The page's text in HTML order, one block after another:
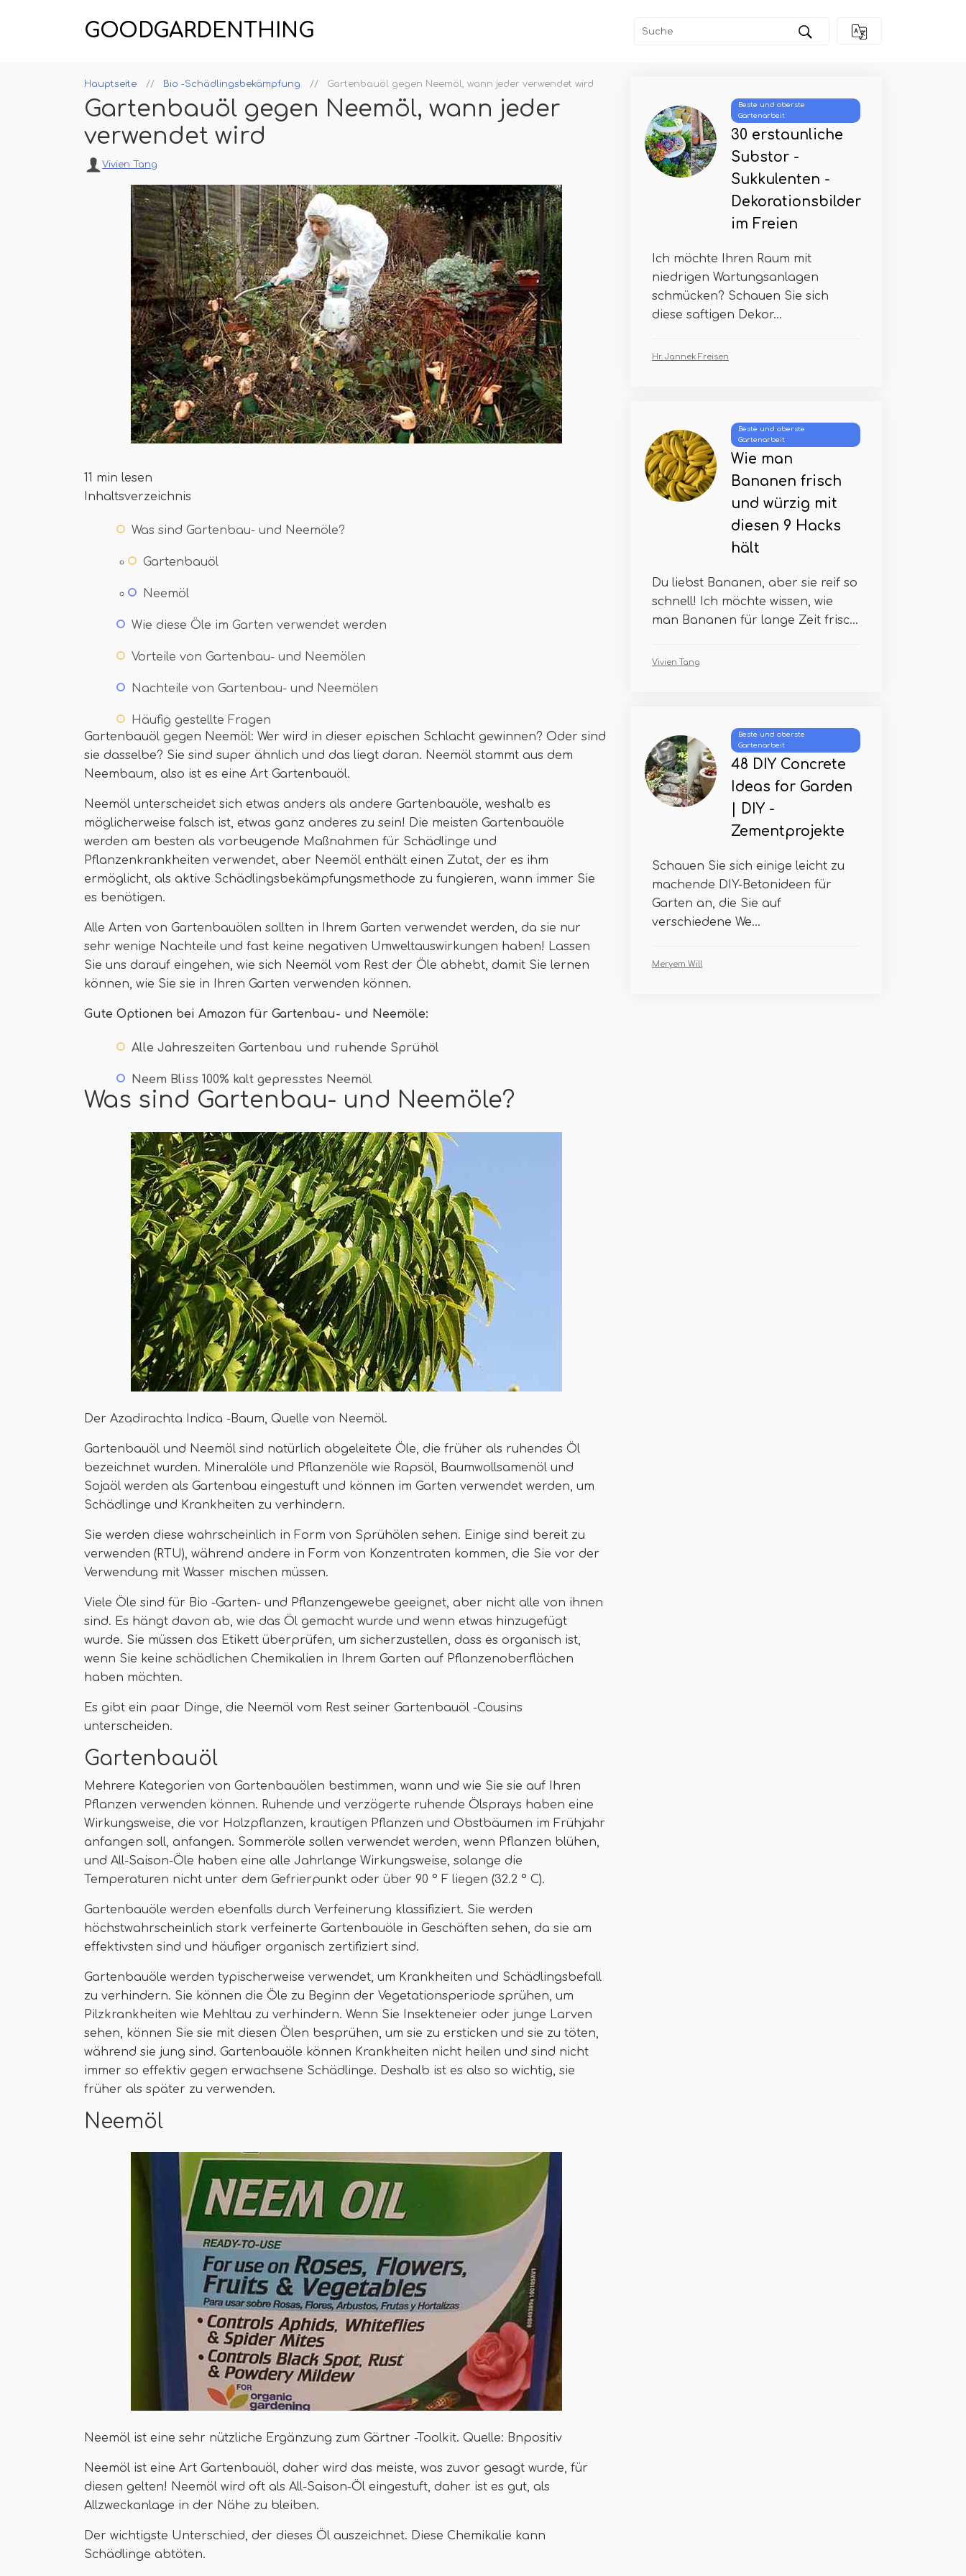
GOODGARDENTHING
Hauptseite Bio -Schädlingsbekämpfung Gartenbauöl gegen Neemöl, wann jeder verwendet wird
Gartenbauöl gegen Neemöl, wann jeder
verwendet wird
Vivien Tang
11 min lesen
Inhaltsverzeichnis
Was sind Gartenbau- und Neemöle?
Gartenbauöl
Neemöl
Wie diese Öle im Garten verwendet werden
Vorteile von Gartenbau- und Neemölen
Nachteile von Gartenbau- und Neemölen
Häufig gestellte Fragen
Gartenbauöl gegen Neemöl: Wer wird in dieser epischen Schlacht gewinnen? Oder sind
sie dasselbe? Sie sind super ähnlich und das liegt daran. Neemöl stammt aus dem
Neembaum, also ist es eine Art Gartenbauöl.
Neemöl unterscheidet sich etwas anders als andere Gartenbauöle, weshalb es
möglicherweise falsch ist, etwas ganz anderes zu sein! Die meisten Gartenbauöle
werden am besten als vorbeugende Maßnahmen für Schädlinge und
Pflanzenkrankheiten verwendet, aber Neemöl enthält einen Zutat, der es ihm
ermöglicht, als aktive Schädlingsbekämpfungsmethode zu fungieren, wann immer Sie
es benötigen.
Alle Arten von Gartenbauölen sollten in Ihrem Garten verwendet werden, da sie nur
sehr wenige Nachteile und fast keine negativen Umweltauswirkungen haben! Lassen
Sie uns darauf eingehen, wie sich Neemöl vom Rest der Öle abhebt, damit Sie lernen
können, wie Sie sie in Ihren Garten verwenden können.
Gute Optionen bei Amazon für Gartenbau- und Neemöle:
Alle Jahreszeiten Gartenbau und ruhende Sprühöl
Neem Bliss 100% kalt gepresstes Neemöl
Was sind Gartenbau- und Neemöle?
Der Azadirachta Indica -Baum, Quelle von Neemöl.
Gartenbauöl und Neemöl sind natürlich abgeleitete Öle, die früher als ruhendes Öl
bezeichnet wurden. Mineralöle und Pflanzenöle wie Rapsöl, Baumwollsamenöl und
Sojaöl werden als Gartenbau eingestuft und können im Garten verwendet werden, um
Schädlinge und Krankheiten zu verhindern.
Sie werden diese wahrscheinlich in Form von Sprühölen sehen. Einige sind bereit zu
verwenden (RTU), während andere in Form von Konzentraten kommen, die Sie vor der
Verwendung mit Wasser mischen müssen.
Viele Öle sind für Bio -Garten- und Pflanzengewebe geeignet, aber nicht alle von ihnen
sind. Es hängt davon ab, wie das Öl gemacht wurde und wenn etwas hinzugefügt
wurde. Sie müssen das Etikett überprüfen, um sicherzustellen, dass es organisch ist,
wenn Sie keine schädlichen Chemikalien in Ihrem Garten auf Pflanzenoberflächen
haben möchten.
Es gibt ein paar Dinge, die Neemöl vom Rest seiner Gartenbauöl -Cousins ​​
unterscheiden.
Gartenbauöl
Mehrere Kategorien von Gartenbauölen bestimmen, wann und wie Sie sie auf Ihren
Pflanzen verwenden können. Ruhende und verzögerte ruhende Ölsprays haben eine
Wirkungsweise, die vor Holzpflanzen, krautigen Pflanzen und Obstbäumen im Frühjahr
anfangen soll, anfangen. Sommeröle sollen verwendet werden, wenn Pflanzen blühen,
und All-Saison-Öle haben eine alle Jahrlange Wirkungsweise, solange die
Temperaturen nicht unter dem Gefrierpunkt oder über 90 ° F liegen (32.2 ° C).
Gartenbauöle werden ebenfalls durch Verfeinerung klassifiziert. Sie werden
höchstwahrscheinlich stark verfeinerte Gartenbauöle in Geschäften sehen, da sie am
effektivsten sind und häufiger organisch zertifiziert sind.
Gartenbauöle werden typischerweise verwendet, um Krankheiten und Schädlingsbefall
zu verhindern. Sie können die Öle zu Beginn der Vegetationsperiode sprühen, um
Pilzkrankheiten wie Mehltau zu verhindern. Wenn Sie Insekteneier oder junge Larven
sehen, können Sie sie mit diesen Ölen besprühen, um sie zu ersticken und sie zu töten,
während sie jung sind. Gartenbauöle können Krankheiten nicht heilen und sind nicht
immer so effektiv gegen erwachsene Schädlinge. Deshalb ist es also so wichtig, sie
früher als später zu verwenden.
Neemöl
Neemöl ist eine sehr nützliche Ergänzung zum Gärtner -Toolkit. Quelle: Bnpositiv
Neemöl ist eine Art Gartenbauöl, daher wird das meiste, was zuvor gesagt wurde, für
diesen gelten! Neemöl wird oft als All-Saison-Öl eingestuft, daher ist es gut, als
Allzweckanlage in der Nähe zu bleiben.
Der wichtigste Unterschied, der dieses Öl auszeichnet. Diese Chemikalie kann
Schädlinge abtöten.
Beste und oberste
Gartenarbeit
30 erstaunliche
Substor -
Sukkulenten -
Dekorationsbilder
im Freien
Ich möchte Ihren Raum mit
niedrigen Wartungsanlagen
schmücken? Schauen Sie sich
diese saftigen Dekor...
Hr. Jannek Freisen
Beste und oberste
Gartenarbeit
Wie man
Bananen frisch
und würzig mit
diesen 9 Hacks
hält
Du liebst Bananen, aber sie reif so
schnell! Ich möchte wissen, wie
man Bananen für lange Zeit frisc...
Vivien Tang
Beste und oberste
Gartenarbeit
48 DIY Concrete
Ideas for Garden
| DIY -
Zementprojekte
Schauen Sie sich einige leicht zu
machende DIY-Betonideen für
Garten an, die Sie auf
verschiedene We...
Meryem Will